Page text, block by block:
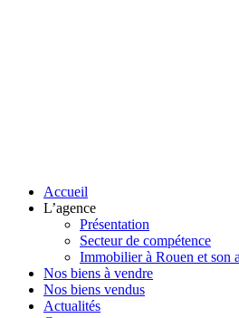
Accueil
L’agence
Présentation
Secteur de compétence
Immobilier à Rouen et son
Nos biens à vendre
Nos biens vendus
Actualités